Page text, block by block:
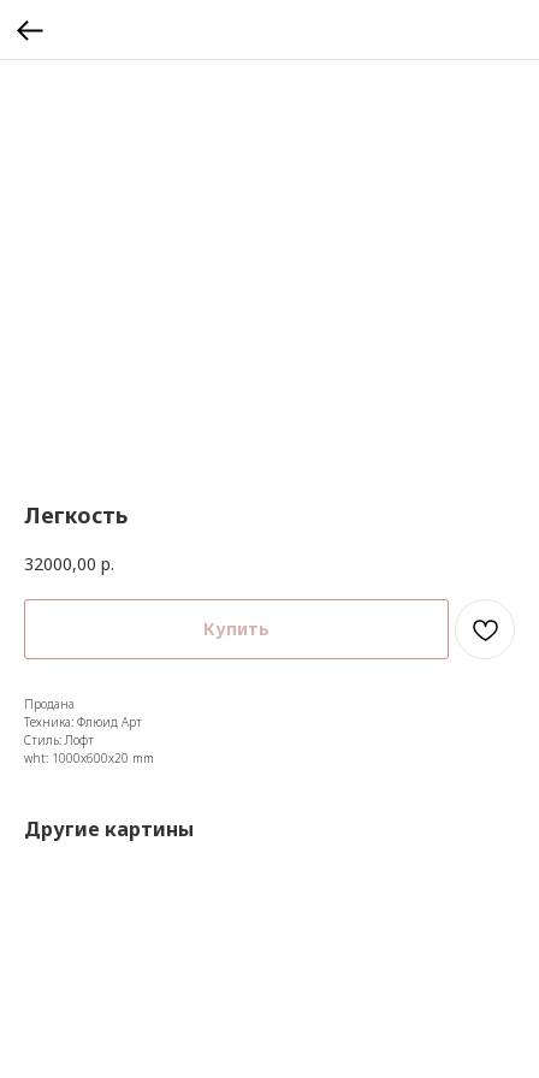
Легкость
32000,00 р.
Купить
Продана
Техника: Флюид Арт
Стиль: Лофт
wht: 1000x600x20 mm
Другие картины